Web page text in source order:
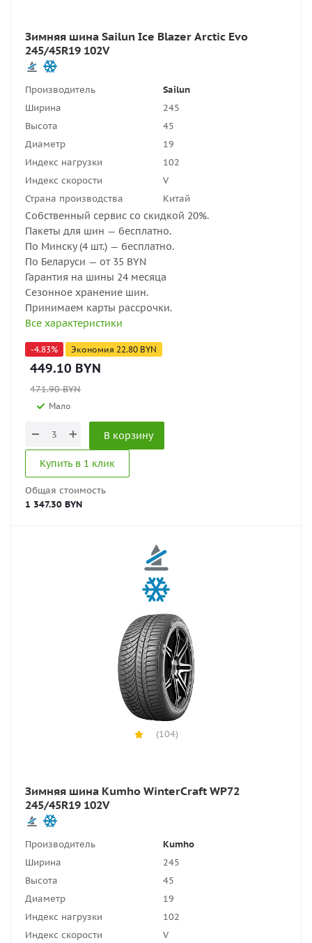
Зимняя шина Sailun Ice Blazer Arctic Evo
245/45R19 102V
Производитель
Sailun
Ширина
245
Высота
45
Диаметр
19
Индекс нагрузки
102
Индекс скорости
V
Страна производства
Китай
Собственный сервис со скидкой 20%.
Пакеты для шин — бесплатно.
По Минску (4 шт.) — бесплатно.
По Беларуси — от 35 BYN
Гарантия на шины 24 месяца
Сезонное хранение шин.
Принимаем карты рассрочки.
Все характеристики
-4.83% Экономия 22.80 BYN
449.10 BYN
471.90BYN
Мало
В корзину
Купить в 1 клик
Общая стоимость
1 347.30 BYN
(104)
Зимняя шина Kumho WinterCraft WP72
245/45R19 102V
Производитель
Kumho
Ширина
245
Высота
45
Диаметр
19
Индекс нагрузки
102
Индекс скорости
V